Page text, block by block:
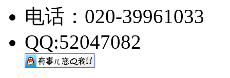
电话：020-39961033
QQ:52047082